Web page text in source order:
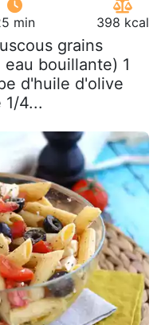
min 398 kcal
grains
bouillante) 1
d'huile d'olive
1/4...